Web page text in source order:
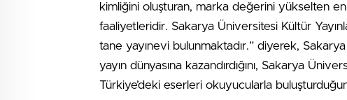
kimliğini oluşturan, marka değerini yükselten
faaliyetleridir. Sakarya Üniversitesi Kültür
tane yayınevi bulunmaktadır.” diyerek,
yayın dünyasına kazandırdığını, Sakarya
Türkiye’deki eserleri okuyucularla